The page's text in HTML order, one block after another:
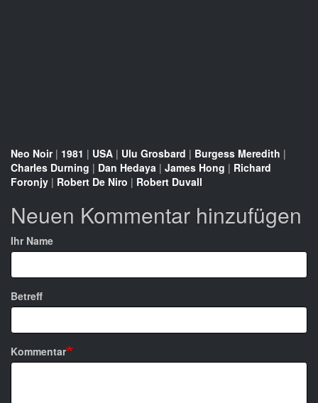
Neo Noir| 1981 | USA | Ulu Grosbard | Burgess Meredith |
Charles Durning | Dan Hedaya | James Hong | Richard
Foronjy | Robert De Niro | Robert Duvall
Neuen Kommentar hinzufügen
Ihr Name
Betreff
Kommentar